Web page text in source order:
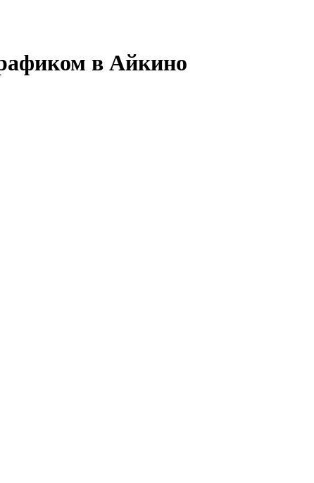
в Айкино